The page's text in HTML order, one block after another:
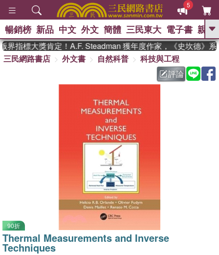
5
GO
熱搜： 東野圭吾 、 高希均教授回憶錄
父親節 、 花開錦
方念華 、 台灣的
、 偉大的迷走神經
群喵 、 臺灣漫遊錄
暢銷榜 新品 中文 外文 簡體 三民東大 電子書 親子
指標大獎肯定！A.F. Steadman 獲年度作家，《史坎德》系
三民網路書店
外文書 自然科普
科技與工程
評論
90折
Thermal Measurements and Inverse
Techniques